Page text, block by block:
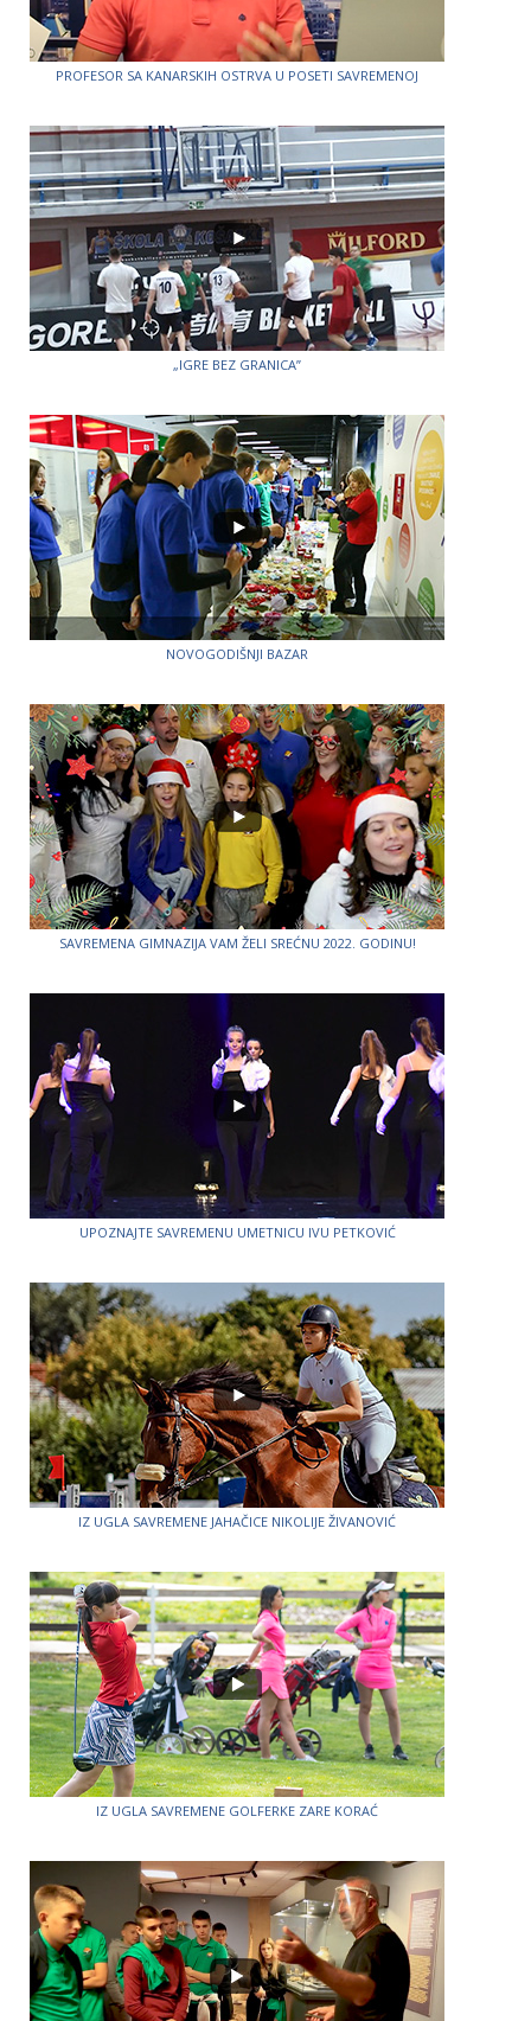
PROFESOR SA KANARSKIH OSTRVA U POSETI SAVREMENOJ
„IGRE BEZ GRANICA”
NOVOGODIŠNJI BAZAR
SAVREMENA GIMNAZIJA VAM ŽELI SREĆNU 2022. GODINU!
UPOZNAJTE SAVREMENU UMETNICU IVU PETKOVIĆ
IZ UGLA SAVREMENE JAHAČICE NIKOLIJE ŽIVANOVIĆ
IZ UGLA SAVREMENE GOLFERKE ZARE KORAĆ